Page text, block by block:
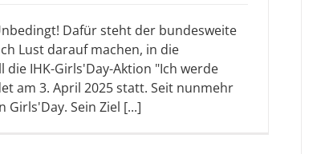
Dafür steht der bundesweite
Lust darauf machen, in die
IHK-Girls'Day-Aktion "Ich werde
am 3. April 2025 statt. Seit nunmehr
Girls'Day. Sein Ziel [...]